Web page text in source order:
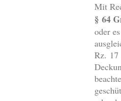
Mit
§ 64
oder
Rz. 17